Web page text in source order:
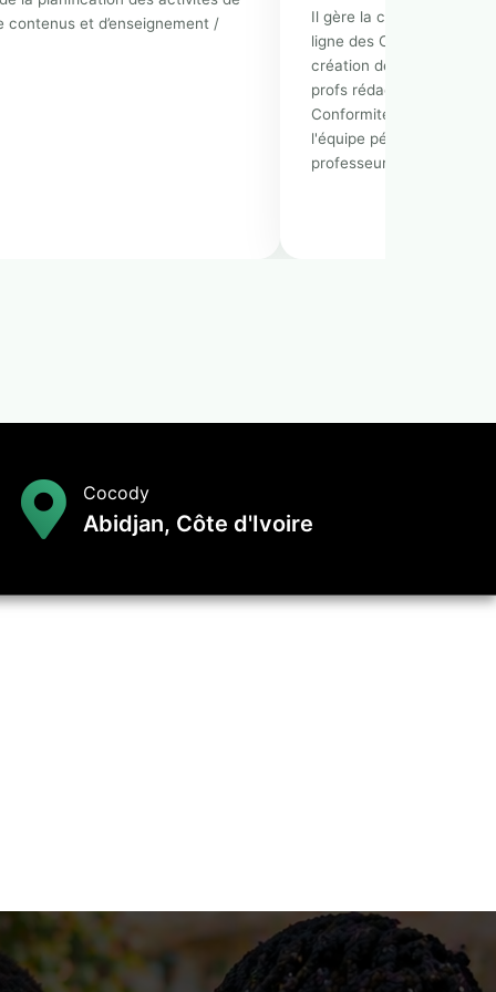
contenus et d’enseignement /
Il gère la chaine de
ligne des Contenus
création des cours et
profs rédacteurs ; Il
Conformité aux
l'équipe pédagogique et
professeurs et la
Cocody
Abidjan, Côte d'Ivoire